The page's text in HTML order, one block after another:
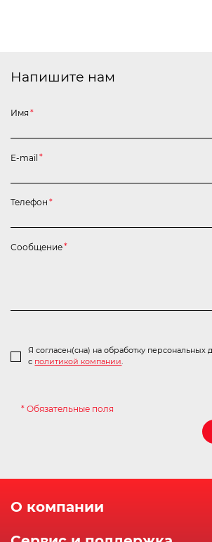
Напишите нам
Имя *
E-mail *
Я согласен(сна) на обработку персональных
с политикой компании.
Телефон *
Сообщение*
* Обязательные поля
О компании